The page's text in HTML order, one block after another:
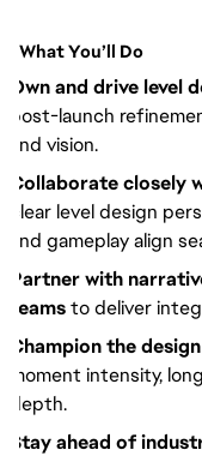
What You’ll Do
Own and drive level
post-launch
and vision.
Collaborate closely
clear level design
and gameplay align
Partner with
teamsto deliver
Champion the
moment intensity,
depth.
Stay ahead of